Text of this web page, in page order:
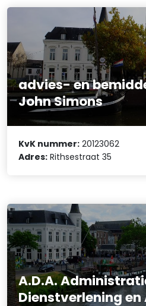
advies- en
John Simons
KvK nummer: 20123062
Adres: Rithsestraat 35
A.D.A.
Dienstverlening en